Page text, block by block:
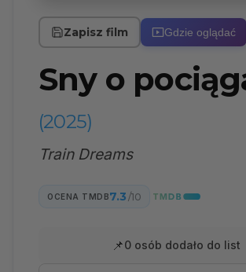
Zapisz film Gdzie oglądać
Sny o
(2025)
Train Dreams
OCENA TMDB7.3 /10
📌0 osób dodało do list